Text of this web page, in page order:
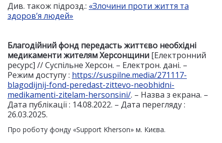
Див. також підрозд.: «Злочини проти життя та
здоров’я людей»
Благодійний фонд передасть життєво необхідні
медикаменти жителям Херсонщини [Електронний
ресурс] // Суспільне Херсон. – Електрон. дані. –
Режим доступу : https://suspilne.media/271117-
blagodijnij-fond-peredast-zittevo-neobhidni-
medikamenti-zitelam-hersonsini/. – Назва з екрана. –
Дата публікації : 14.08.2022. – Дата перегляду :
26.03.2025.
Про роботу фонду «Support Kherson» м. Києва.